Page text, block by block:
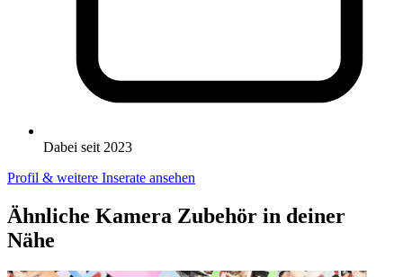
Dabei seit 2023
Profil & weitere Inserate ansehen
Ähnliche Kamera Zubehör in deiner
Nähe